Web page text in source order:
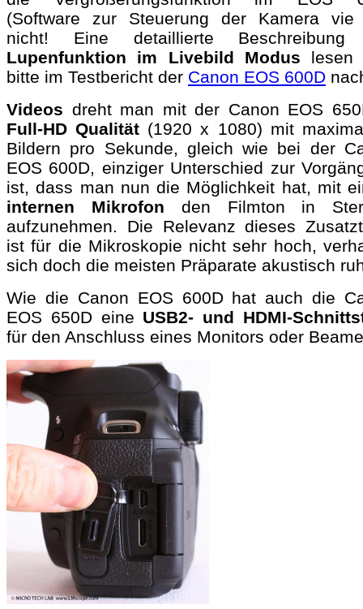
(Software zur Steuerung der Kamera vie
nicht! Eine detaillierte Beschreibung
Lupenfunktion im Livebild Modus lesen
bitte im Testbericht der Canon EOS 600D
Videos dreht man mit der Canon EOS
Full-HD Qualität (1920 x 1080) mit
Bildern pro Sekunde, gleich wie bei der
EOS 600D, einziger Unterschied zur
ist, dass man nun die Möglichkeit hat, mit
internen Mikrofon den Filmton in
aufzunehmen. Die Relevanz dieses
ist für die Mikroskopie nicht sehr hoch,
sich doch die meisten Präparate akustisch
Wie die Canon EOS 600D hat auch die
EOS 650D eine USB2- und HDMI-
für den Anschluss eines Monitors oder